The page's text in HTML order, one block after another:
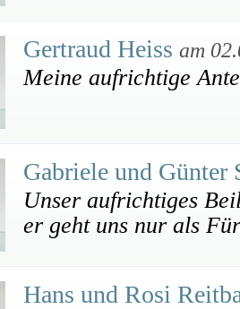
Gertraud Heiss am
Meine aufrichtige
Gabriele und
Unser aufrichtiges
er geht uns nur als
Hans und Rosi